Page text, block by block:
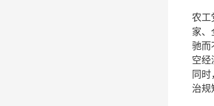
农工
家、
驰而
空经
同
治规